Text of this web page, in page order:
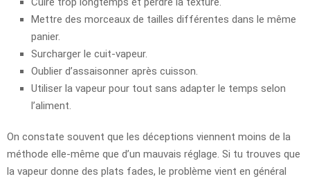
Mettre des morceaux de tailles différentes dans le même
panier.
Surcharger le cuit-vapeur.
Oublier d’assaisonner après cuisson.
Utiliser la vapeur pour tout sans adapter le temps selon
l’aliment.
On constate souvent que les déceptions viennent moins de la
méthode elle-même que d’un mauvais réglage. Si tu trouves que
la vapeur donne des plats fades, le problème vient en général